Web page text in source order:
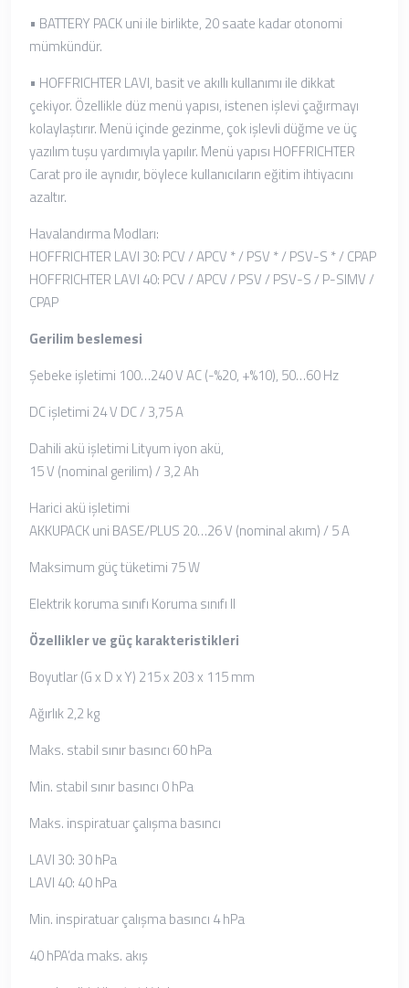
• BATTERY PACK uni ile birlikte, 20 saate kadar otonomi
mümkündür.
• HOFFRICHTER LAVI, basit ve akıllı kullanımı ile dikkat
çekiyor. Özellikle düz menü yapısı, istenen işlevi çağırmayı
kolaylaştırır. Menü içinde gezinme, çok işlevli düğme ve üç
yazılım tuşu yardımıyla yapılır. Menü yapısı HOFFRICHTER
Carat pro ile aynıdır, böylece kullanıcıların eğitim ihtiyacını
azaltır.
Havalandırma Modları:
HOFFRICHTER LAVI 30: PCV / APCV * / PSV * / PSV-S * / CPAP
HOFFRICHTER LAVI 40: PCV / APCV / PSV / PSV-S / P-SIMV /
CPAP
Gerilim beslemesi
Şebeke işletimi 100…240 V AC (-%20, +%10), 50…60 Hz
DC işletimi 24 V DC / 3,75 A
Dahili akü işletimi Lityum iyon akü,
15 V (nominal gerilim) / 3,2 Ah
Harici akü işletimi
AKKUPACK uni BASE/PLUS 20…26 V (nominal akım) / 5 A
Maksimum güç tüketimi 75 W
Elektrik koruma sınıfı Koruma sınıfı II
Özellikler ve güç karakteristikleri
Boyutlar (G x D x Y) 215 x 203 x 115 mm
Ağırlık 2,2 kg
Maks. stabil sınır basıncı 60 hPa
Min. stabil sınır basıncı 0 hPa
Maks. inspiratuar çalışma basıncı
LAVI 30: 30 hPa
LAVI 40: 40 hPa
Min. inspiratuar çalışma basıncı 4 hPa
40 hPA’da maks. akış